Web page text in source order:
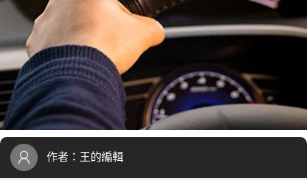
作者： 王的編輯